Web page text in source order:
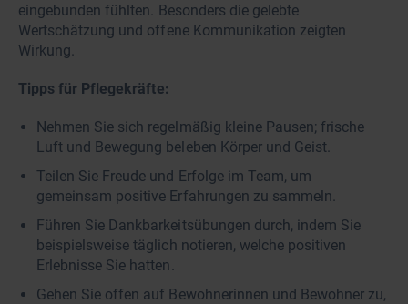
eingebunden fühlten. Besonders die gelebte
Wertschätzung und offene Kommunikation zeigten
Wirkung.
Tipps für Pflegekräfte:
Nehmen Sie sich regelmäßig kleine Pausen; frische
Luft und Bewegung beleben Körper und Geist.
Teilen Sie Freude und Erfolge im Team, um
gemeinsam positive Erfahrungen zu sammeln.
Führen Sie Dankbarkeitsübungen durch, indem Sie
beispielsweise täglich notieren, welche positiven
Erlebnisse Sie hatten.
Gehen Sie offen auf Bewohnerinnen und Bewohner zu,